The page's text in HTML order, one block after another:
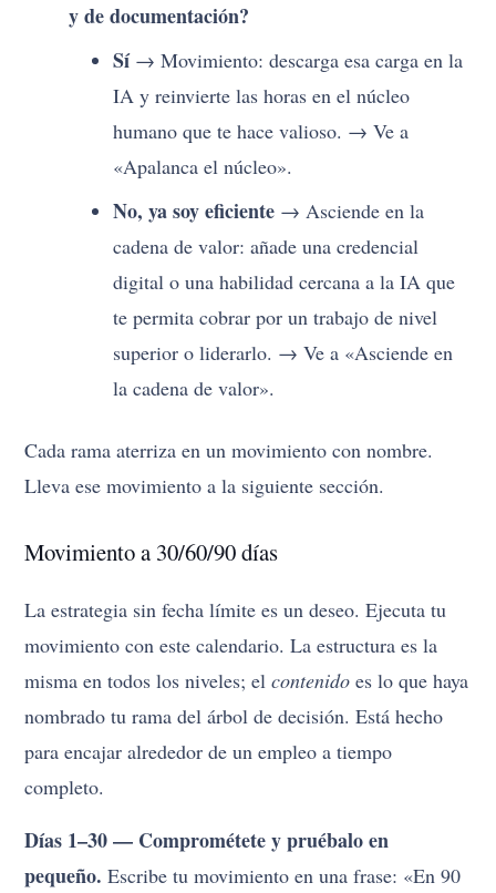
y de documentación?
Sí→ Movimiento: descarga esa carga en la
IA y reinvierte las horas en el núcleo
humano que te hace valioso. → Ve a
«Apalanca el núcleo».
No, ya soy eficiente → Asciende en la
cadena de valor: añade una credencial
digital o una habilidad cercana a la IA que
te permita cobrar por un trabajo de nivel
superior o liderarlo. → Ve a «Asciende en
la cadena de valor».
Cada rama aterriza en un movimiento con nombre.
Lleva ese movimiento a la siguiente sección.
Movimiento a 30/60/90 días
La estrategia sin fecha límite es un deseo. Ejecuta tu
movimiento con este calendario. La estructura es la
misma en todos los niveles; elcontenido es lo que haya
nombrado tu rama del árbol de decisión. Está hecho
para encajar alrededor de un empleo a tiempo
completo.
Días 1–30 — Comprométete y pruébalo en
pequeño. Escribe tu movimiento en una frase: «En 90